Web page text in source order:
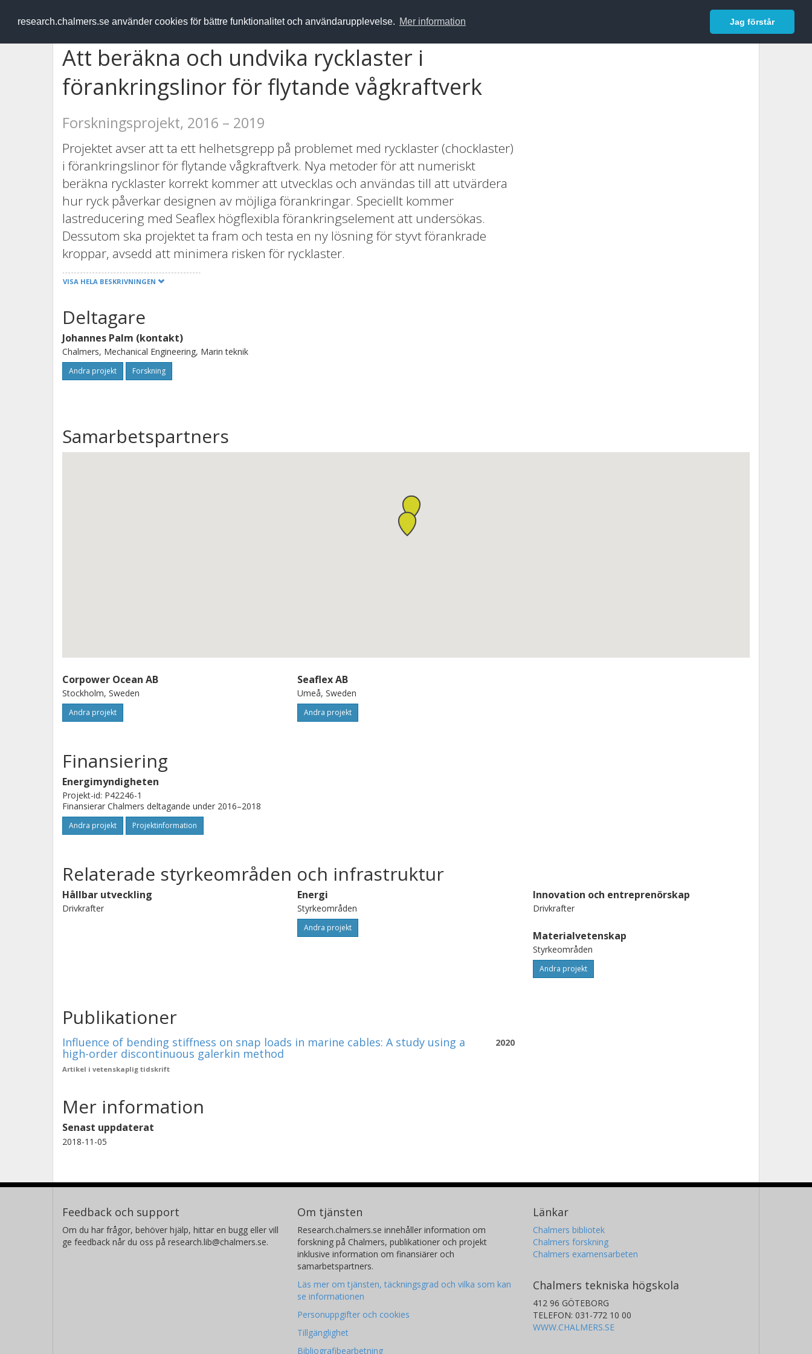
research.chalmers.se använder cookies för bättre funktionalitet och användarupplevelse. Mer information Jag förstår
RESEARCH.chalmers.se Logga in
Att beräkna och undvika rycklaster i
förankringslinor för flytande vågkraftverk
Forskningsprojekt, 2016 – 2019
Projektet avser att ta ett helhetsgrepp på problemet med rycklaster (chocklaster)
i förankringslinor för flytande vågkraftverk. Nya metoder för att numeriskt
beräkna rycklaster korrekt kommer att utvecklas och användas till att utvärdera
hur ryck påverkar designen av möjliga förankringar. Speciellt kommer
lastreducering med Seaflex högflexibla förankringselement att undersökas.
Dessutom ska projektet ta fram och testa en ny lösning för styvt förankrade
kroppar, avsedd att minimera risken för rycklaster.
VISA HELA BESKRIVNINGEN
Deltagare
Johannes Palm (kontakt)
Chalmers, Mechanical Engineering, Marin teknik
Andra projekt Forskning
Samarbetspartners
Corpower Ocean AB
Stockholm, Sweden
Andra projekt
Seaflex AB
Umeå, Sweden
Andra projekt
Finansiering
Energimyndigheten
Projekt-id: P42246-1
Finansierar Chalmers deltagande under 2016–2018
Andra projekt Projektinformation
Relaterade styrkeområden och infrastruktur
Hållbar utveckling
Drivkrafter
Energi
Styrkeområden
Andra projekt
Innovation och entreprenörskap
Drivkrafter
Materialvetenskap
Styrkeområden
Andra projekt
Publikationer
2020
Influence of bending stiffness on snap loads in marine cables: A study using a
high-order discontinuous galerkin method
Artikel i vetenskaplig tidskrift
Mer information
Senast uppdaterat
2018-11-05
Feedback och support
Om du har frågor, behöver hjälp, hittar en bugg eller vill
ge feedback når du oss på research.lib@chalmers.se.
Om tjänsten
Research.chalmers.se innehåller information om
forskning på Chalmers, publikationer och projekt
inklusive information om finansiärer och
samarbetspartners.
Läs mer om tjänsten, täckningsgrad och vilka som kan
se informationen
Personuppgifter och cookies
Tillgänglighet
Bibliografibearbetning
Länkar
Chalmers bibliotek
Chalmers forskning
Chalmers examensarbeten
Chalmers tekniska högskola
412 96 GÖTEBORG
TELEFON: 031-772 10 00
WWW.CHALMERS.SE